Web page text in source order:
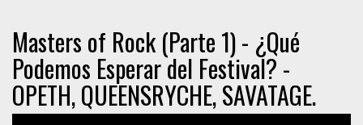
Masters of Rock (Parte 1) - ¿Qué
Podemos Esperar del Festival? -
OPETH, QUEENSRYCHE, SAVATAGE.